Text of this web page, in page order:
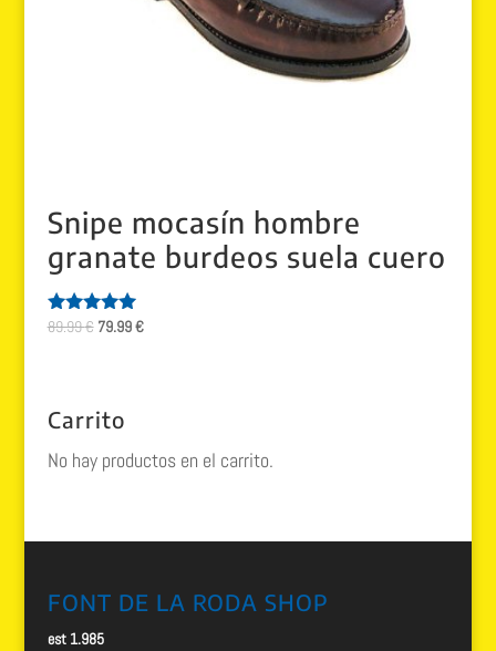
Snipe mocasín hombre
granate burdeos suela cuero
Valorado
89.99€ El
89.99 €.
79.99€El
Carrito
No hay productos en el carrito.
FONT DE LA RODA SHOP
est 1.985